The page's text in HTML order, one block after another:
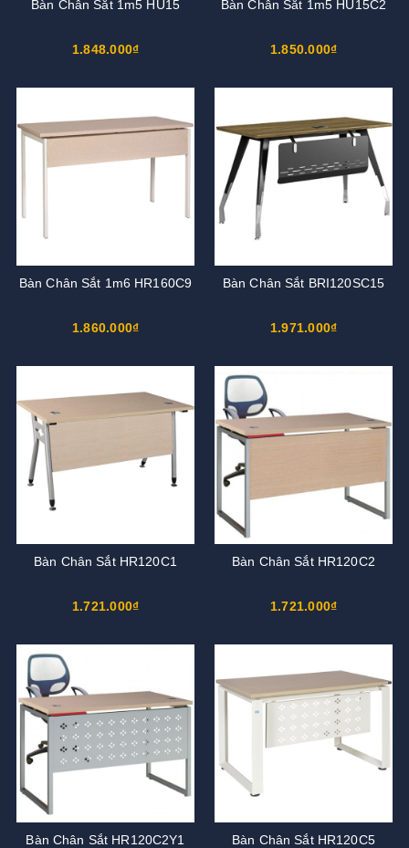
Bàn Chân Sắt 1m5 HU15
1.848.000₫
Bàn Chân Sắt 1m5 HU15C2
1.850.000₫
Bàn Chân Sắt 1m6 HR160C9
1.860.000₫
Bàn Chân Sắt BRI120SC15
1.971.000₫
Bàn Chân Sắt HR120C1
1.721.000₫
Bàn Chân Sắt HR120C2
1.721.000₫
Bàn Chân Sắt HR120C2Y1 Bàn Chân Sắt HR120C5